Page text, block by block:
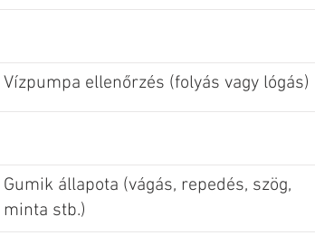
Vízpumpa ellenőrzés (folyás vagy lógás)
Gumik állapota (vágás, repedés, szög,
minta stb.)